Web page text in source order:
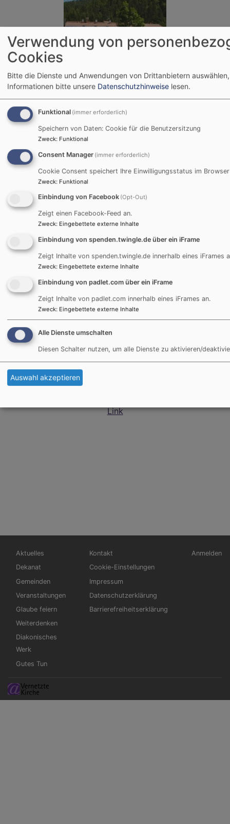
Jugendbildungshaus Wiedhölzlkaser
Reit im Winkl
www.wiedhoelzlkaser.de
Bei Anfragen wenden Sie sich bitte an:
Evang. Jugend im Dekanat Traunstein
83278 Traunstein
Tel. 0861 / 989 67 20
wiedhoelzlkaser@elkb.de
Link
Hauptnavigation
Aktuelles
Dekanat
Gemeinden
Veranstaltungen
Glaube feiern
Weiterdenken
Diakonisches
Werk
Gutes Tun
Fußbereichsmenü
Kontakt
Cookie-Einstellungen
Impressum
Datenschutzerklärung
Barrierefreiheitserklärung
Anmelden
Verwendung von
Cookies
Bitte die Dienste und Anwendungen von Drittanbietern
Informationen bitte unsere Datenschutzhinweise lesen.
Funktional (immer erforderlich)
Speichern von Daten: Cookie für die Benutzersitzung
Zweck: Funktional
Consent Manager (immer erforderlich)
Cookie Consent speichert Ihre Einwilligungsstatus im Browser
Zweck: Funktional
Einbindung von Facebook (Opt-Out)
Zeigt einen Facebook-Feed an.
Zweck: Eingebettete externe Inhalte
Einbindung von spenden.twingle.de über ein iFrame
Zeigt Inhalte von spenden.twingle.de innerhalb eines iFrames
Zweck: Eingebettete externe Inhalte
Einbindung von padlet.com über ein iFrame
Zeigt Inhalte von padlet.com innerhalb eines iFrames an.
Zweck: Eingebettete externe Inhalte
Alle Dienste umschalten
Diesen Schalter nutzen, um alle Dienste zu aktivieren/
Auswahl akzeptieren